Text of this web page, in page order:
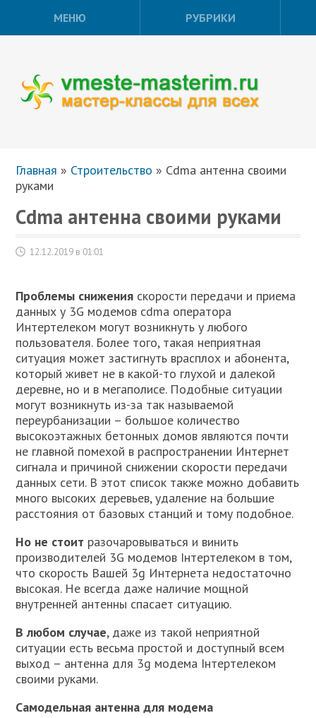
МЕНЮ РУБРИКИ
Главная » Строительство » Cdma антенна своими
руками
Cdma антенна своими руками
12.12.2019 в 01:01
Проблемы снижения скорости передачи и приема
данных у 3G модемов cdma оператора
Интертелеком могут возникнуть у любого
пользователя. Более того, такая неприятная
ситуация может застигнуть врасплох и абонента,
который живет не в какой-то глухой и далекой
деревне, но и в мегаполисе. Подобные ситуации
могут возникнуть из-за так называемой
переурбанизации – большое количество
высокоэтажных бетонных домов являются почти
не главной помехой в распространении Интернет
сигнала и причиной снижении скорости передачи
данных сети. В этот список также можно добавить
много высоких деревьев, удаление на большие
расстояния от базовых станций и тому подобное.
Но не стоит разочаровываться и винить
производителей 3G модемов Інтертелеком в том,
что скорость Вашей 3g Интернета недостаточно
высокая. Не всегда даже наличие мощной
внутренней антенны спасает ситуацию.
В любом случае, даже из такой неприятной
ситуации есть весьма простой и доступный всем
выход – антенна для 3g модема Інтертелеком
своими руками.
Самодельная антенна для модема